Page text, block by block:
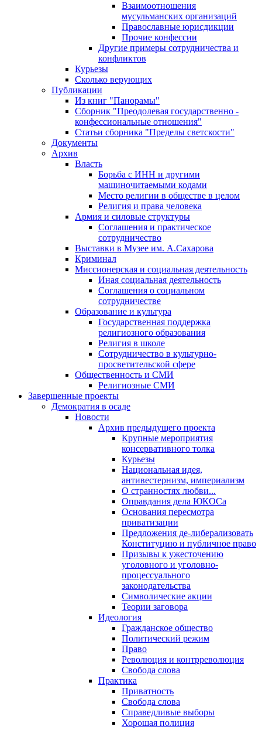
Взаимоотношения
мусульманских организаций
Православные юрисдикции
Прочие конфессии
Другие примеры сотрудничества и
конфликтов
Курьезы
Сколько верующих
Публикации
Из книг "Панорамы"
Сборник "Преодолевая государственно -
конфессиональные отношения"
Статьи сборника "Пределы светскости"
Документы
Архив
Власть
Борьба с ИНН и другими
машиночитаемыми кодами
Место религии в обществе в целом
Религия и права человека
Армия и силовые структуры
Соглашения и практическое
сотрудничество
Выставки в Музее им. А.Сахарова
Криминал
Миссионерская и социальная деятельность
Иная социальная деятельность
Соглашения о социальном
сотрудничестве
Образование и культура
Государственная поддержка
религиозного образования
Религия в школе
Сотрудничество в культурно-
просветительской сфере
Общественность и СМИ
Религиозные СМИ
Завершенные проекты
Демократия в осаде
Новости
Архив предыдущего проекта
Крупные мероприятия
консервативного толка
Курьезы
Национальная идея,
антивестернизм, империализм
О странностях любви...
Оправдания дела ЮКОСа
Основания пересмотра
приватизации
Предложения де-либерализовать
Конституцию и публичное право
Призывы к ужесточению
уголовного и уголовно-
процессуального
законодательства
Символические акции
Теории заговора
Идеология
Гражданское общество
Политический режим
Право
Революция и контрреволюция
Свобода слова
Практика
Приватность
Свобода слова
Справедливые выборы
Хорошая полиция